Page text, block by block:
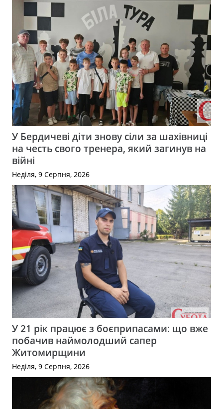
У Бердичеві діти знову сіли за шахівниці
на честь свого тренера, який загинув на
війні
Неділя, 9 Серпня, 2026
У 21 рік працює з боєприпасами: що вже
побачив наймолодший сапер
Житомирщини
Неділя, 9 Серпня, 2026